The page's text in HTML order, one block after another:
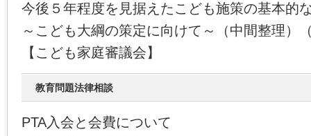
今後５年程度を見据えたこども施策の基本的
～こども大綱の策定に向けて～（中間整理
【こども家庭審議会】
教育問題法律相談
PTA入会と会費について